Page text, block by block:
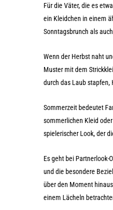
Für die Väter, die es
ein Kleidchen in einem
Sonntagsbrunch als
Wenn der Herbst naht
Muster mit dem
durch das Laub stapfen,
Sommerzeit bedeutet
sommerlichen Kleid
spielerischer Look, der
Es geht bei Partnerlook-
und die besondere
über den Moment
einem Lächeln